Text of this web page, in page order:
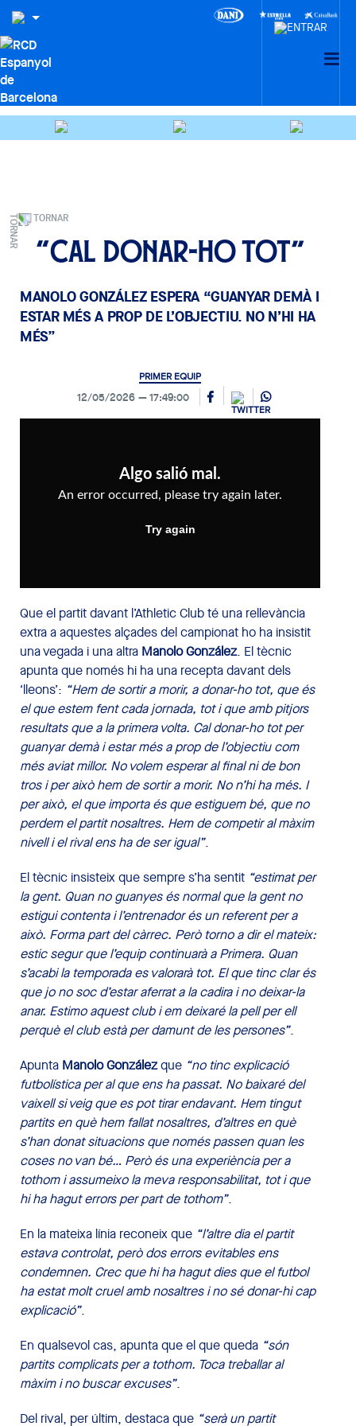
TORNAR
“Cal donar-ho tot”
MANOLO GONZÁLEZ ESPERA “GUANYAR DEMÀ I
ESTAR MÉS A PROP DE L’OBJECTIU. NO N’HI HA
MÉS”
PRIMER EQUIP
12/05/2026 17:49:00
Que el partit davant l’Athletic Club té una rellevància
extra a aquestes alçades del campionat ho ha insistit
una vegada i una altra Manolo González. El tècnic
apunta que només hi ha una recepta davant dels
‘lleons’: “Hem de sortir a morir, a donar-ho tot, que és
el que estem fent cada jornada, tot i que amb pitjors
resultats que a la primera volta. Cal donar-ho tot per
guanyar demà i estar més a prop de l’objectiu com
més aviat millor. No volem esperar al final ni de bon
tros i per això hem de sortir a morir. No n’hi ha més. I
per això, el que importa és que estiguem bé, que no
perdem el partit nosaltres. Hem de competir al màxim
nivell i el rival ens ha de ser igual”.
El tècnic insisteix que sempre s’ha sentit “estimat per
la gent. Quan no guanyes és normal que la gent no
estigui contenta i l’entrenador és un referent per a
això. Forma part del càrrec. Però torno a dir el mateix:
estic segur que l’equip continuarà a Primera. Quan
s’acabi la temporada es valorarà tot. El que tinc clar és
que jo no soc d’estar aferrat a la cadira i no deixar-la
anar. Estimo aquest club i em deixaré la pell per ell
perquè el club està per damunt de les persones”.
Apunta Manolo Gonzálezque “no tinc explicació
futbolística per al que ens ha passat. No baixaré del
vaixell si veig que es pot tirar endavant. Hem tingut
partits en què hem fallat nosaltres, d’altres en què
s’han donat situacions que només passen quan les
coses no van bé… Però és una experiència per a
tothom i assumeixo la meva responsabilitat, tot i que
hi ha hagut errors per part de tothom”.
En la mateixa línia reconeix que “l’altre dia el partit
estava controlat, però dos errors evitables ens
condemnen. Crec que hi ha hagut dies que el futbol
ha estat molt cruel amb nosaltres i no sé donar-hi cap
explicació”.
En qualsevol cas, apunta que el que queda “són
partits complicats per a tothom. Toca treballar al
màxim i no buscar excuses”.
Del rival, per últim, destaca que “serà un partit